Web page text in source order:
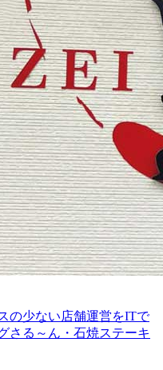
の少ない店舗運営をITで
さる～ん・石焼ステーキ